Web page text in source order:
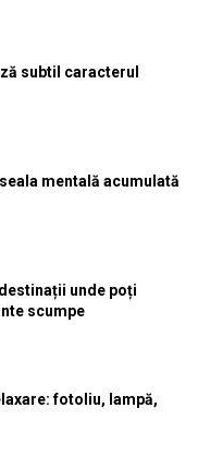
subtil caracterul
mentală acumulată
unde poți
scumpe
fotoliu, lampă,